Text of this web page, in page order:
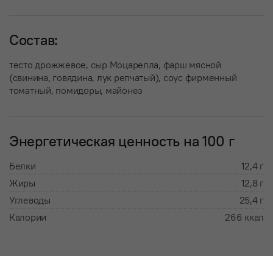
Состав:
тесто дрожжевое, сыр Моцарелла, фарш мясной
(свинина, говядина, лук репчатый), соус фирменный
томатный, помидоры, майонез
Энергетическая ценность на 100 г
Белки
12,4 г
Жиры
12,8 г
Углеводы
25,4 г
Калории
266 ккал